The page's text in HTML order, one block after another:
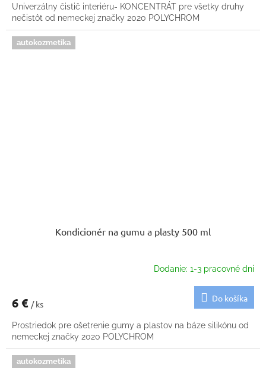
Univerzálny čistič interiéru- KONCENTRÁT pre všetky druhy
nečistôt od nemeckej značky 2020 POLYCHROM
autokozmetika
Kondicionér na gumu a plasty 500 ml
Dodanie: 1-3 pracovné dni
6 € / ks
Do košíka
Prostriedok pre ošetrenie gumy a plastov na báze silikónu od
nemeckej značky 2020 POLYCHROM
autokozmetika